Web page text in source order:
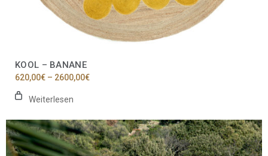
KOOL – BANANE
620,00€ – 2600,00€Preisspanne:
Weiterlesen